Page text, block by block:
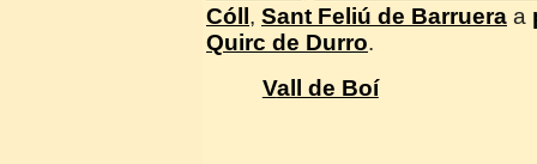
Cóll , Sant Feliú de Barruera a
Quirc de Durro.
Vall de Boí